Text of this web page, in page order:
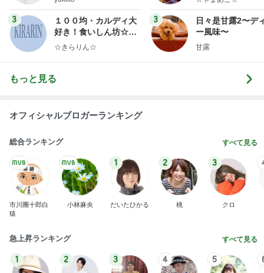
3
１００均・カルディ大
好き！食いしん坊☆き
らりん☆のブログ
☆きらりん☆
3
日々是甘露2〜デ
ー風味〜
甘露
もっと見る
オフィシャルブロガーランキング
総合ランキング すべて見る
市川團十郎白
猿
小林麻央
1
だいたひかる
2
桃
3
クロ
急上昇ランキング すべて見る
1 2 3 4 5